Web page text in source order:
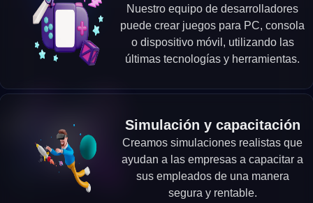
Nuestro equipo de desarrolladores
puede crear juegos para PC, consola
o dispositivo móvil, utilizando las
últimas tecnologías y herramientas.
Simulación y capacitación
Creamos simulaciones realistas que
ayudan a las empresas a capacitar a
sus empleados de una manera
segura y rentable.